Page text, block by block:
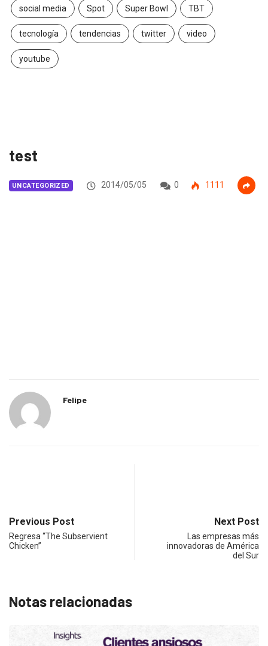
social media Spot Super Bowl TBT
tecnología tendencias twitter video
youtube
test
UNCATEGORIZED 2014/05/05 0 1111
Felipe
Previous Post
Regresa “The Subservient
Chicken”
Next Post
Las empresas más
innovadoras de América
del Sur
Notas relacionadas